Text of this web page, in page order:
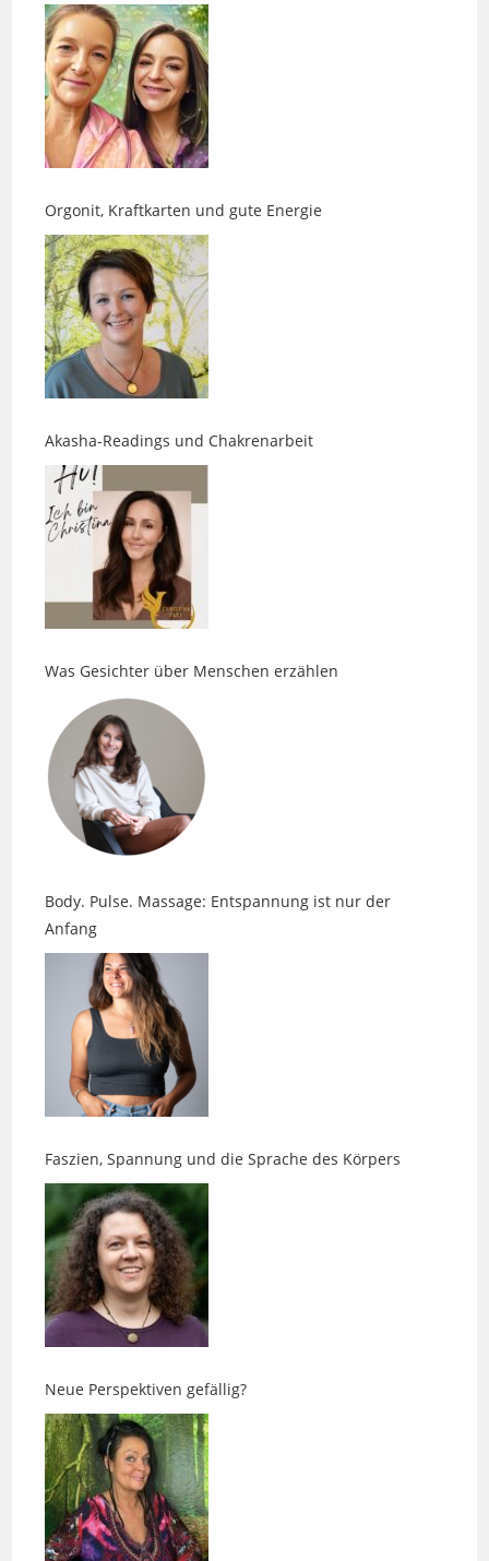
Orgonit, Kraftkarten und gute Energie
Akasha-Readings und Chakrenarbeit
Was Gesichter über Menschen erzählen
Body. Pulse. Massage: Entspannung ist nur der
Faszien, Spannung und die Sprache des Körpers
Neue Perspektiven gefällig?